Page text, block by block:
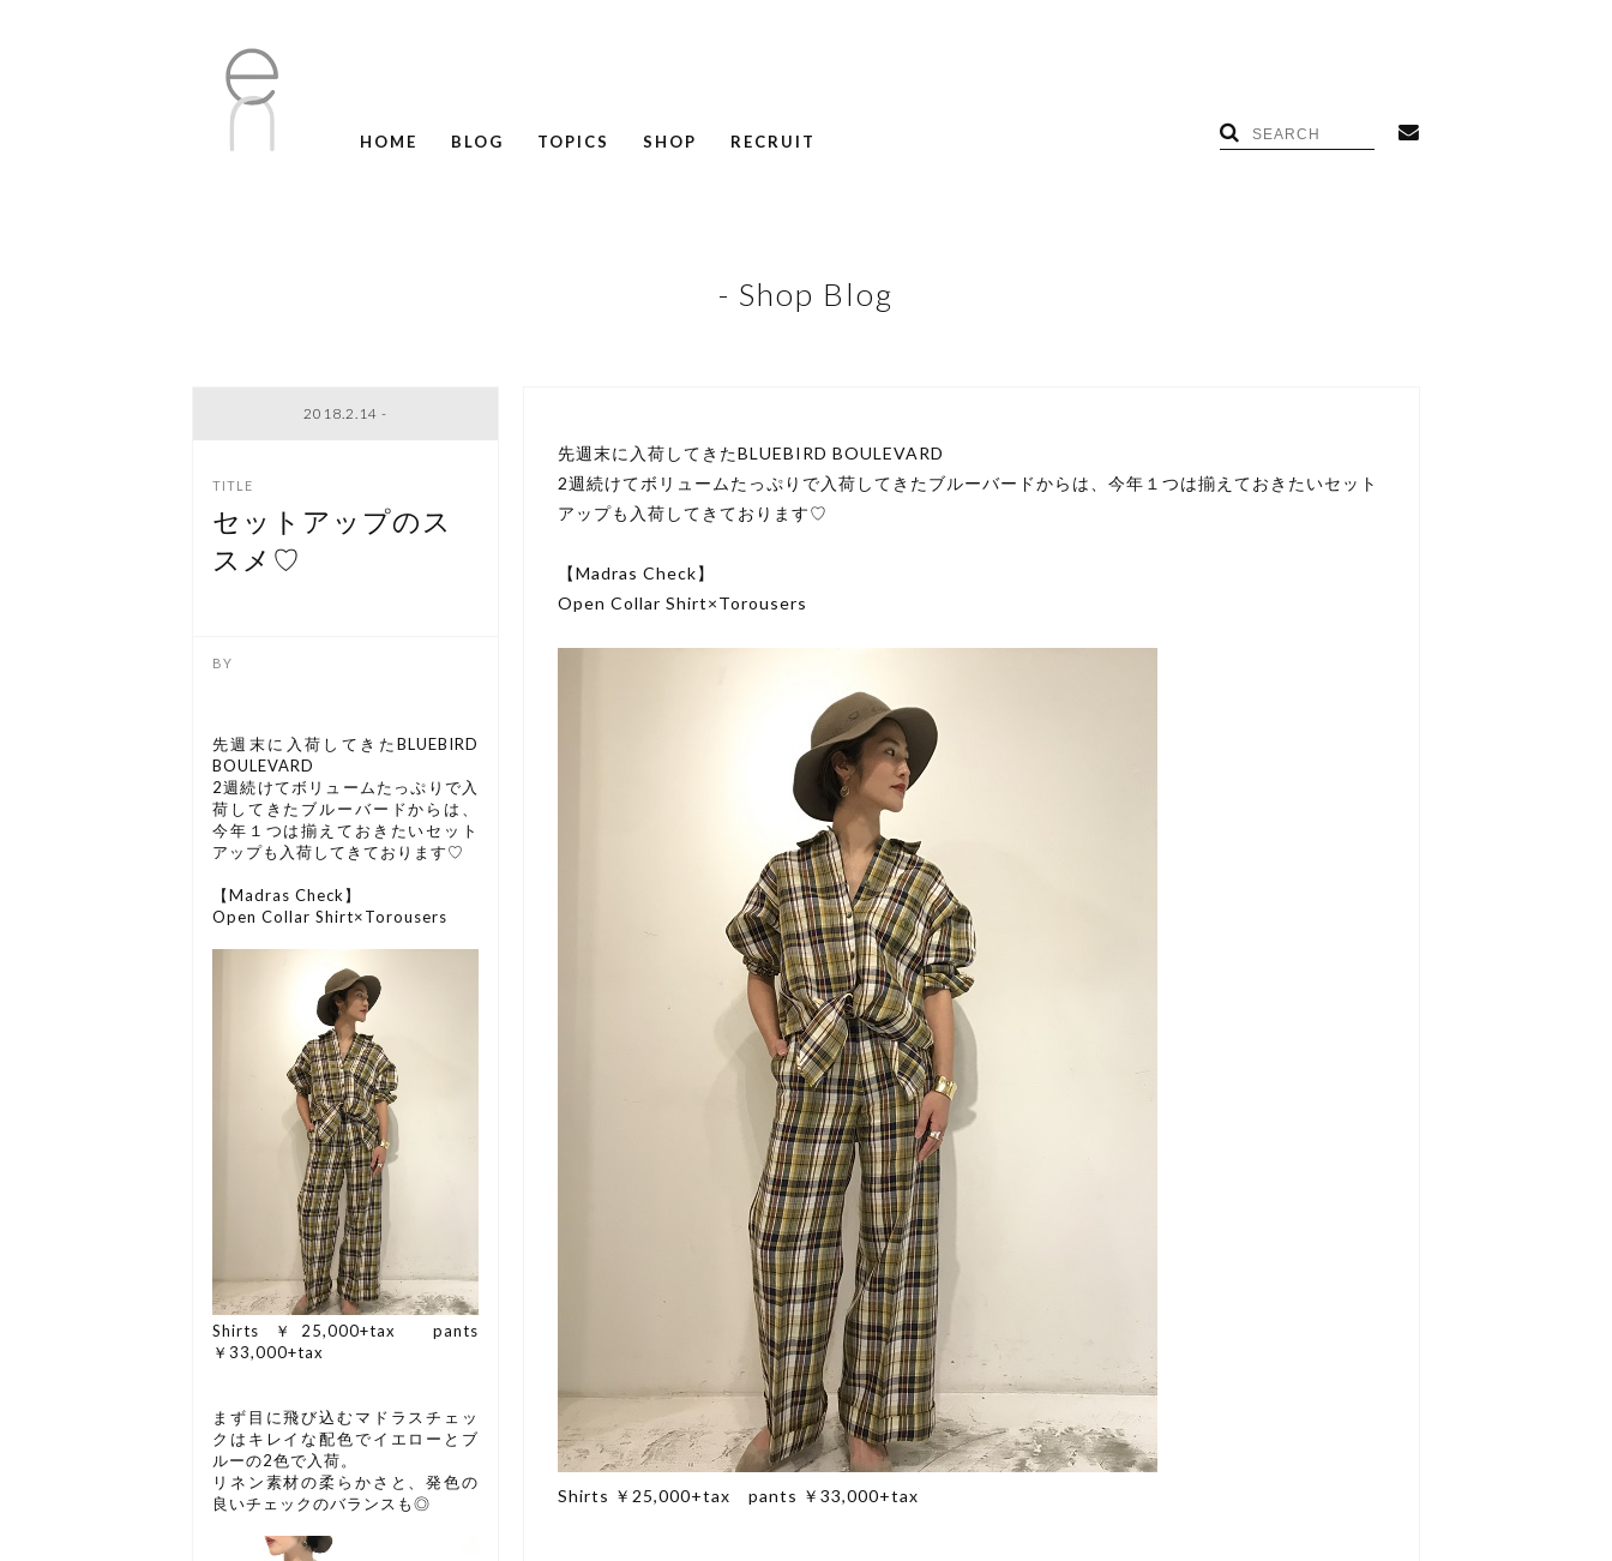
HOME BLOG
TOPICS
SHOP RECRUIT
- Shop Blog
2018.2.14 -
セットアップのス
スメ♡
先週末に入荷してきたBLUEBIRD BOULEVARD
2週続けてボリュームたっぷりで入荷してきたブルーバードからは、今年１つは揃えておきたいセット
アップも入荷してきております♡
【Madras Check】
Open Collar Shirt×Torousers
Shirts ￥25,000+tax pants ￥33,000+tax
先週末に入荷してきたBLUEBIRD
BOULEVARD
2週続けてボリュームたっぷりで入
荷してきたブルーバードからは、
今年１つは揃えておきたいセット
アップも入荷してきております♡
【Madras Check】
Open Collar Shirt×Torousers
Shirts ￥25,000+tax pants
￥33,000+tax
まず目に飛び込むマドラスチェッ
クはキレイな配色でイエローとブ
ルーの2色で入荷。
リネン素材の柔らかさと、発色の
良いチェックのバランスも◎